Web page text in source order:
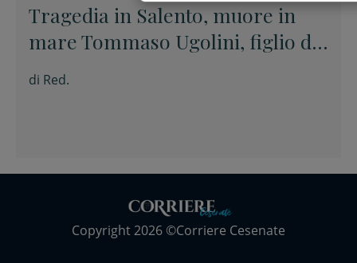
Tragedia in Salento, muore in
mare Tommaso Ugolini, figlio del
primario di Chirurgia e nipote
della consigliera regionale
di Red.
Copyright 2026 ©Corriere Cesenate